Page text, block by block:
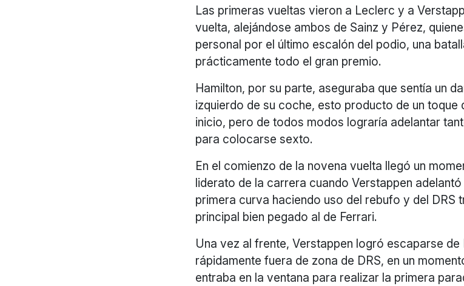
Las primeras vueltas vieron a Leclerc y a
vuelta, alejándose ambos de Sainz y Pérez,
personal por el último escalón del podio, una
prácticamente todo el gran premio.
Hamilton, por su parte, aseguraba que sentía un
izquierdo de su coche, esto producto de un toque
inicio, pero de todos modos lograría adelantar
para colocarse sexto.
En el comienzo de la novena vuelta llegó un
liderato de la carrera cuando Verstappen
primera curva haciendo uso del rebufo y del DRS
principal bien pegado al de Ferrari.
Una vez al frente, Verstappen logró escaparse
rápidamente fuera de zona de DRS, en un
entraba en la ventana para realizar la primera